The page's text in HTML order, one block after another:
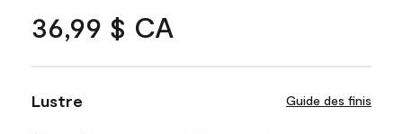
36,99 $ CA
Lustre Guide des finis